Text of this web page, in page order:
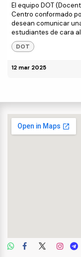
El equipo DOT
Centro conformado
desean comunicar
estudiantes de cara
DOT
12 mar 2025